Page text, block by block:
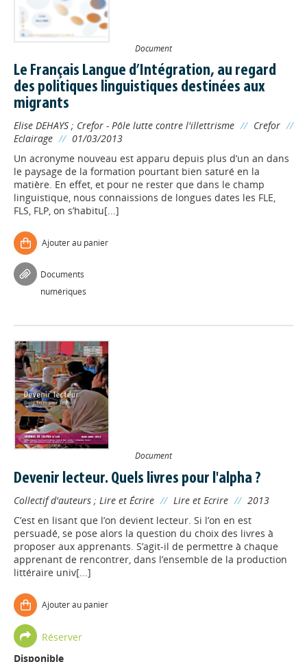
Document
Le Français Langue d’Intégration, au regard
des politiques linguistiques destinées aux
migrants
Elise DEHAYS ; Crefor - Pôle lutte contre l'illettrisme // Crefor //
Eclairage // 01/03/2013
Un acronyme nouveau est apparu depuis plus d’un an dans
le paysage de la formation pourtant bien saturé en la
matière. En effet, et pour ne rester que dans le champ
linguistique, nous connaissions de longues dates les FLE,
FLS, FLP, on s’habitu[...]
Ajouter au panier
Documents
numériques
Document
Devenir lecteur. Quels livres pour l'alpha ?
Collectif d'auteurs ; Lire et Écrire // Lire et Ecrire // 2013
C’est en lisant que l’on devient lecteur. Si l’on en est
persuadé, se pose alors la question du choix des livres à
proposer aux apprenants. S’agit-il de permettre à chaque
apprenant de rencontrer, dans l’ensemble de la production
littéraire univ[...]
Ajouter au panier
Réserver
Disponible